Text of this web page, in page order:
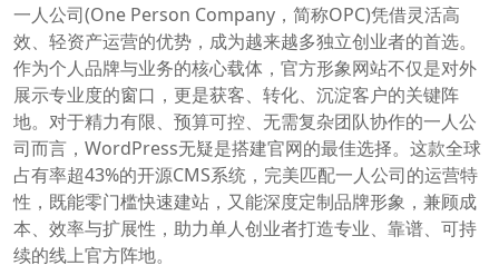
一人公司(One Person Company，简称OPC)凭借灵活高
效、轻资产运营的优势，成为越来越多独立创业者的首选。
作为个人品牌与业务的核心载体，官方形象网站不仅是对外
展示专业度的窗口，更是获客、转化、沉淀客户的关键阵
地。对于精力有限、预算可控、无需复杂团队协作的一人公
司而言，WordPress无疑是搭建官网的最佳选择。这款全球
占有率超43%的开源CMS系统，完美匹配一人公司的运营特
性，既能零门槛快速建站，又能深度定制品牌形象，兼顾成
本、效率与扩展性，助力单人创业者打造专业、靠谱、可持
续的线上官方阵地。